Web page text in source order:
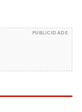
PUBLICIDADE